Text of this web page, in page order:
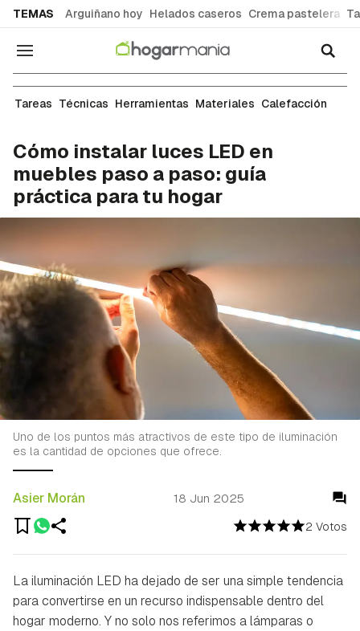
TEMAS Arguiñano hoy Helados caseros Crema pastelera
Navegación
Tareas de bricolaje
Tareas Técnicas Herramientas Materiales Calefacción
Cómo instalar luces LED en
muebles paso a paso: guía
práctica para tu hogar
2 Votos
Asier Morán 18 Jun 2025
Uno de los puntos más atractivos de este tipo de iluminación
es la cantidad de opciones que ofrece.
La iluminación LED ha dejado de ser una simple tendencia
para convertirse en un recurso indispensable dentro del
hogar moderno. Y no solo nos referimos a lámparas o